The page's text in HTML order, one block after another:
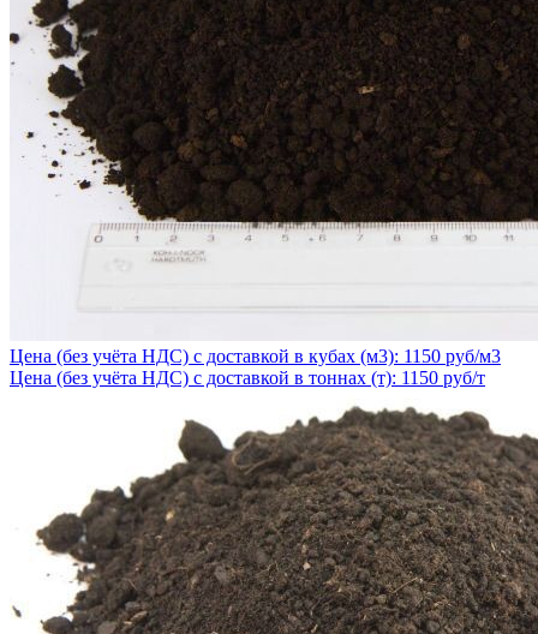
Цена (без учёта НДС) с доставкой в кубах (м3): 1150 руб/м3
Цена (без учёта НДС) с доставкой в тоннах (т): 1150 руб/т